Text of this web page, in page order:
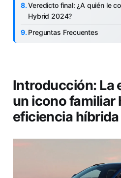
Veredicto final: ¿A quién le
Hybrid 2024?
Preguntas Frecuentes
Introducción: La
un icono familiar
eficiencia híbrida